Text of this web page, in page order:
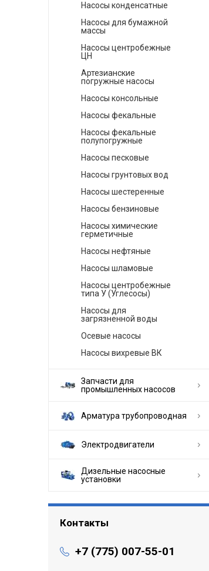
Насосы конденсатные
Насосы для бумажной
массы
Насосы центробежные
ЦН
Артезианские
погружные насосы
Насосы консольные
Насосы фекальные
Насосы фекальные
полупогружные
Насосы песковые
Насосы грунтовых вод
Насосы шестеренные
Насосы бензиновые
Насосы химические
герметичные
Насосы нефтяные
Насосы шламовые
Насосы центробежные
типа У (Углесосы)
Насосы для
загрязненной воды
Осевые насосы
Насосы вихревые ВК
Запчасти для
промышленных насосов
Арматура трубопроводная
Электродвигатели
Дизельные насосные
установки
Контакты
+7 (775) 007-55-01